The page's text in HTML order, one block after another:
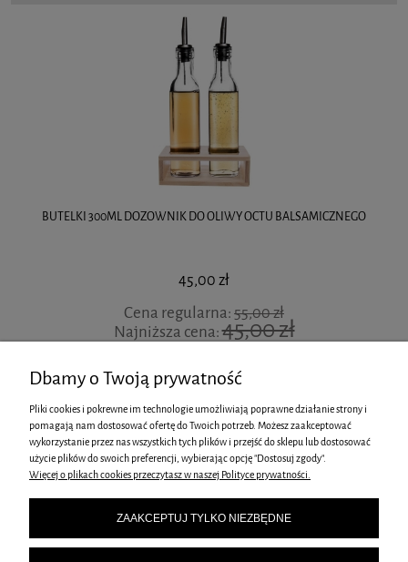
BUTELKI 300ML DOZOWNIK DO OLIWY OCTU BALSAMICZNEGO
45,00 zł
Cena regularna:55,00 zł
Najniższa cena:45,00 zł
INFORMACJE
Dbamy o Twoją prywatność
Pliki cookies i pokrewne im technologie umożliwiają poprawne działanie strony i
pomagają nam dostosować ofertę do Twoich potrzeb. Możesz zaakceptować
wykorzystanie przez nas wszystkich tych plików i przejść do sklepu lub dostosować
użycie plików do swoich preferencji, wybierając opcję "Dostosuj zgody".
Więcej o plikach cookies przeczytasz w naszej Polityce prywatności.
ZAAKCEPTUJ TYLKO NIEZBĘDNE